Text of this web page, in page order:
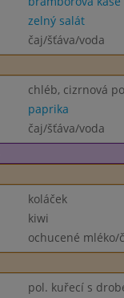
zelný salát
čaj/šťáva/voda
chléb, cizrnová
paprika
čaj/šťáva/voda
koláček
kiwi
ochucené mléko/
pol. kuřecí s